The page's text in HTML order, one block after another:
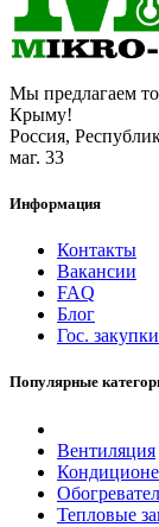
Мы предлагаем
Крыму!
Россия,
маг. 33
Информация
Контакты
Вакансии
FAQ
Блог
Гос. закупки
Популярные
Вентиляция
Тепловые